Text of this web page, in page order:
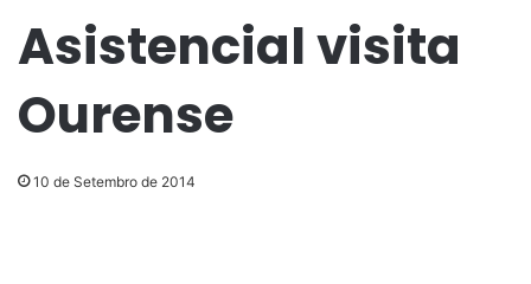
Asistencial visita
Ourense
10 de Setembro de 2014